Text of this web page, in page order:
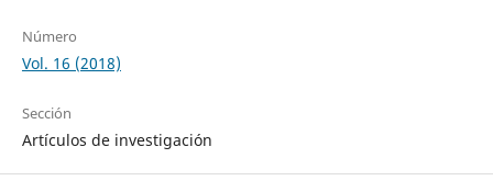
Número
Vol. 16 (2018)
Sección
Artículos de investigación